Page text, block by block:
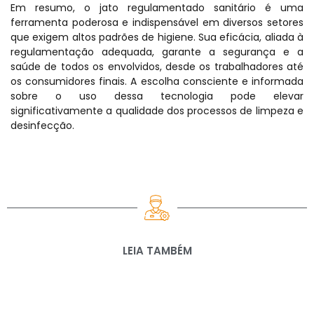
Em resumo, o jato regulamentado sanitário é uma
ferramenta poderosa e indispensável em diversos setores
que exigem altos padrões de higiene. Sua eficácia, aliada à
regulamentação adequada, garante a segurança e a
saúde de todos os envolvidos, desde os trabalhadores até
os consumidores finais. A escolha consciente e informada
sobre o uso dessa tecnologia pode elevar
significativamente a qualidade dos processos de limpeza e
desinfecção.
LEIA TAMBÉM